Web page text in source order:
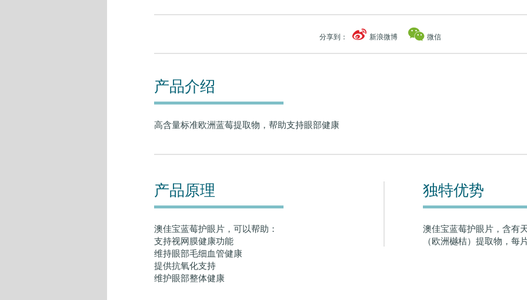
分享到： 新浪微博 微信
产品介绍
高含量标准欧洲蓝莓提取物，帮助支持眼部健康
产品原理
澳佳宝蓝莓护眼片，可以帮助：
支持视网膜健康功能
维持眼部毛细血管健康
提供抗氧化支持
维护眼部整体健康
独特优势
澳佳宝蓝莓护眼片，含有
（欧洲樾桔）提取物，每